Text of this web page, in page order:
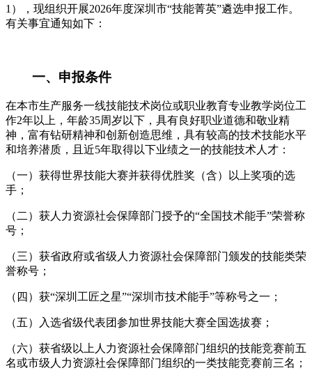
1），现组织开展2026年度深圳市“技能菁英”遴选申报工作。
有关事宜通知如下：
一、申报条件
在本市生产服务一线技能技术岗位或职业教育专业教学岗位工
作2年以上，年龄35周岁以下，具有良好职业道德和敬业精
神，富有钻研精神和创新创造思维，具有较高的技术技能水平
和培养潜质，且近5年取得以下业绩之一的技能技术人才：
（一）获得世界技能大赛并获得优胜奖（含）以上奖项的选
手；
（二）获人力资源社会保障部门授予的“全国技术能手”荣誉称
号；
（三）获省政府或省级人力资源社会保障部门颁发的技能类荣
誉称号；
（四）获“深圳工匠之星”“深圳市技术能手”等称号之一；
（五）入选省级代表团参加世界技能大赛全国选拔赛；
（六）获省级以上人力资源社会保障部门组织的技能竞赛前五
名或市级人力资源社会保障部门组织的一类技能竞赛前三名；